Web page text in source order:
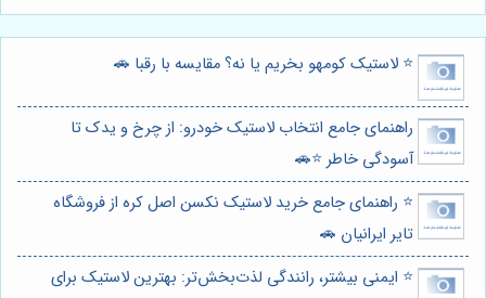
⭐️ لاستیک کومهو بخریم یا نه؟ مقایسه با رقبا 🚗
راهنمای جامع انتخاب لاستیک خودرو: از چرخ و یدک تا
آسودگی خاطر ⭐️🚗
⭐️ راهنمای جامع خرید لاستیک نکسن اصل کره از فروشگاه
تایر ایرانیان 🚗
⭐️ ایمنی بیشتر، رانندگی لذت‌بخش‌تر: بهترین لاستیک برای